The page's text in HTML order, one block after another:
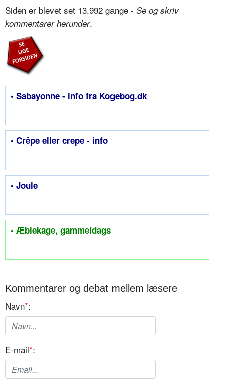
Siden er blevet set 13.992 gange - Se og skriv
kommentarer herunder.
• Sabayonne - info fra Kogebog.dk
• Crêpe eller crepe - info
• Joule
• Æblekage, gammeldags
Kommentarer og debat mellem læsere
Navn*:
E-mail*: